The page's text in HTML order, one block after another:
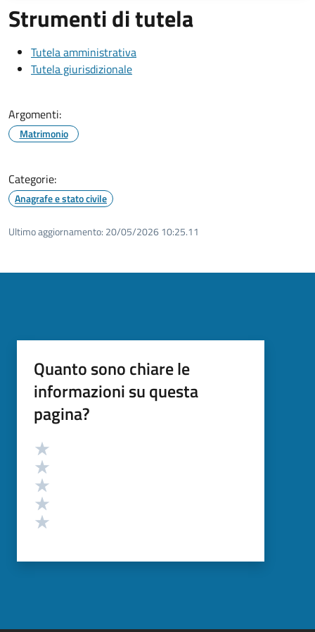
Strumenti di tutela
Tutela amministrativa
Tutela giurisdizionale
Argomenti:
Matrimonio
Categorie:
Anagrafe e stato civile
Ultimo aggiornamento: 20/05/2026 10:25.11
Quanto sono chiare le
informazioni su questa
pagina?
Valutazione